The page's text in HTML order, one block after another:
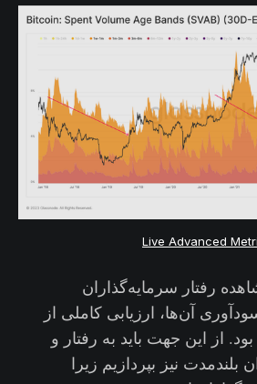
Live Advanced
رفتار سرمایه‌گذاران
آن‌ها، ارزیابی کاملی از
از این جهت باید به رفتار و
نیز بپردازیم زیرا